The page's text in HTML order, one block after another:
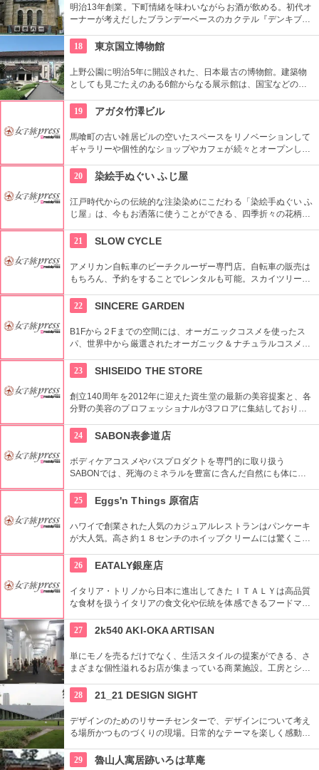
明治13年創業。下町情緒を味わいながらお酒が飲める。初代オ
ーナーが考えだしたブランデーベースのカクテル『デンキブラ
がいい。浅草を観光した際には是非立ち寄りたい。
18 東京国立博物館
上野公園に明治5年に開設された、日本最古の博物館。建築物
としても見ごたえのある6館からなる展示館は、国宝などの歴
す。オリジナルグッズを販売するミュージアムショップや食事
もできるカフェなども併設されています。
19 アガタ竹澤ビル
馬喰町の古い雑居ビルの空いたスペースをリノベーションして
ギャラリーや個性的なショップやカフェが続々とオープンした
注目を浴びるアートビルとなっている。
20 染絵手ぬぐい ふじ屋
江戸時代からの伝統的な注染染めにこだわる「染絵手ぬぐい ふ
じ屋」は、今もお洒落に使うことができる、四季折々の花柄や
地の小物も各種扱っています。
21 SLOW CYCLE
アメリカン自転車のビーチクルーザー専門店。自転車の販売は
もちろん、予約をすることでレンタルも可能。スカイツリーや
フェをオープンし、注目を集めている。
22 SINCERE GARDEN
B1Fから２Fまでの空間には、オーガニックコスメを使ったス
パ、世界中から厳選されたオーガニック＆ナチュラルコスメを
り、心も体もリフレッシュできます。
23 SHISEIDO THE STORE
創立140周年を2012年に迎えた資生堂の最新の美容提案と、各
分野の美容のプロフェッショナルが3フロアに集結しており、
ベントなどのイベントをしているのでチェックしよう。
24 SABON表参道店
ボディケアコスメやバスプロダクトを専門的に取り扱う
SABONでは、死海のミネラルを豊富に含んだ自然にも体にも
25
Eggs'n Things 原宿店
ハワイで創業された人気のカジュアルレストランはパンケーキ
が大人気。高さ約１８センチのホイップクリームには驚くこと
26
EATALY銀座店
イタリア・トリノから日本に進出してきたＩＴＡＬＹは高品質
な食材を扱うイタリアの食文化や伝統を体感できるフードマー
堪能することもできます。
27 2k540 AKI-OKA ARTISAN
単にモノを売るだけでなく、生活スタイルの提案ができる、さ
まざまな個性溢れるお店が集まっている商業施設。工房とショ
ワークショップもあり。
28 21_21 DESIGN SIGHT
デザインのためのリサーチセンターで、デザインについて考え
る場所かつものづくりの現場。日常的なテーマを楽しく感動的
29
魯山人寓居跡いろは草庵